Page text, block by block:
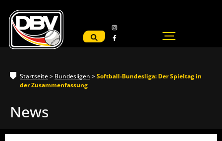
Startseite> Bundesligen >Softball-Bundesliga: Der Spieltag in
der Zusammenfassung
News